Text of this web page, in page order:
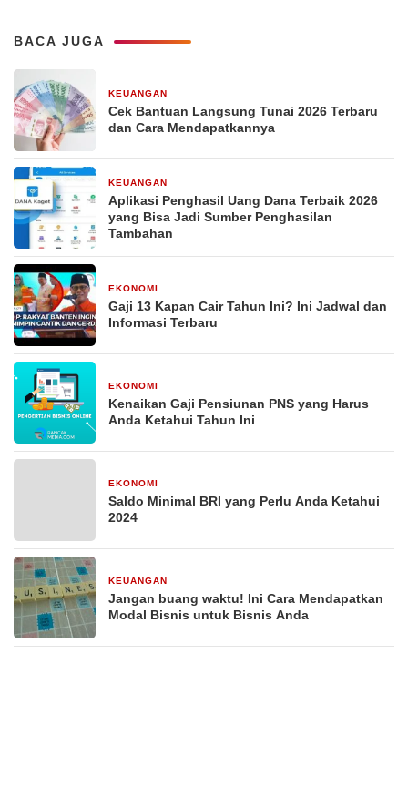
BACA JUGA
KEUANGAN
Cek Bantuan Langsung Tunai 2026 Terbaru
dan Cara Mendapatkannya
KEUANGAN
Aplikasi Penghasil Uang Dana Terbaik 2026
yang Bisa Jadi Sumber Penghasilan
Tambahan
EKONOMI
Gaji 13 Kapan Cair Tahun Ini? Ini Jadwal dan
Informasi Terbaru
EKONOMI
Kenaikan Gaji Pensiunan PNS yang Harus
Anda Ketahui Tahun Ini
EKONOMI
Saldo Minimal BRI yang Perlu Anda Ketahui
2024
KEUANGAN
Jangan buang waktu! Ini Cara Mendapatkan
Modal Bisnis untuk Bisnis Anda